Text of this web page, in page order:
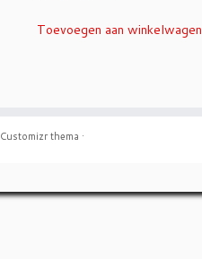
Toevoegen aan winkelwagen
Customizr thema ·